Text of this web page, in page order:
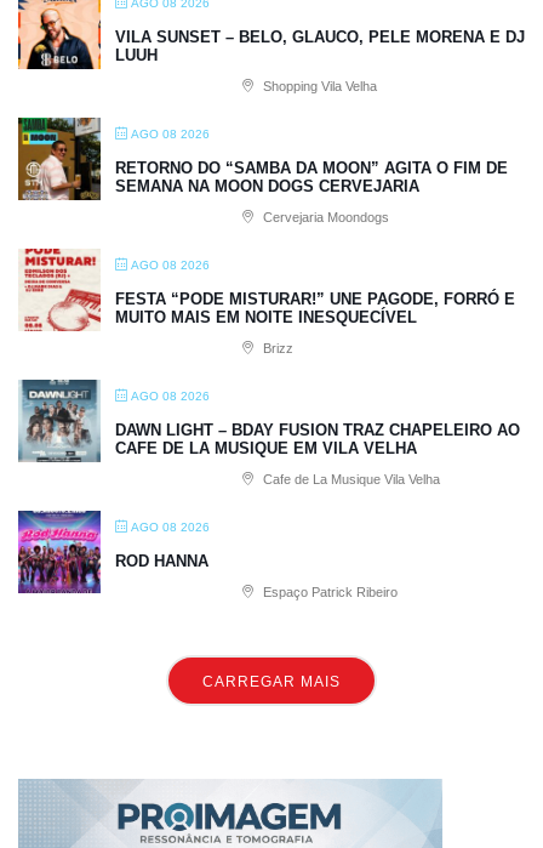
AGO 08 2026
VILA SUNSET – BELO, GLAUCO, PELE MORENA E DJ
LUUH
Shopping Vila Velha
AGO 08 2026
RETORNO DO “SAMBA DA MOON” AGITA O FIM DE
SEMANA NA MOON DOGS CERVEJARIA
Cervejaria Moondogs
AGO 08 2026
FESTA “PODE MISTURAR!” UNE PAGODE, FORRÓ E
MUITO MAIS EM NOITE INESQUECÍVEL
Brizz
AGO 08 2026
DAWN LIGHT – BDAY FUSION TRAZ CHAPELEIRO AO
CAFE DE LA MUSIQUE EM VILA VELHA
Cafe de La Musique Vila Velha
AGO 08 2026
ROD HANNA
Espaço Patrick Ribeiro
CARREGAR MAIS